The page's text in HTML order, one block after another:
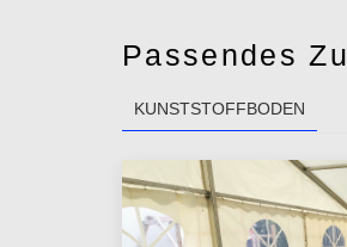
Passendes
KUNSTSTOFFBODEN